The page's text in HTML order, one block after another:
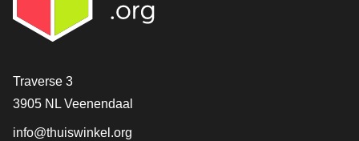
[_General:Contact]
Traverse 3
3905 NL Veenendaal
info@thuiswinkel.org